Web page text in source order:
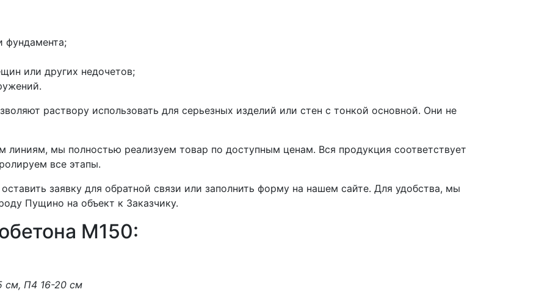
фундамента;
или других недочетов;
раствору использовать для серьезных изделий или стен с тонкой основной. Они не
линиям, мы полностью реализуем товар по доступным ценам. Вся продукция соответствует
все этапы.
заявку для обратной связи или заполнить форму на нашем сайте. Для удобства, мы
Пущино на объект к Заказчику.
М150:
см, П4 16-20 см